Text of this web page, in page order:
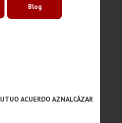
Blog
ACUERDO AZNALCÁZAR